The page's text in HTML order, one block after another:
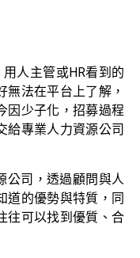
人主管或HR看到的
法在平台上了解，
因少子化，招募過程
給專業人力資源公司
公司，透過顧問與人
道的優勢與特質，同
往可以找到優質、合